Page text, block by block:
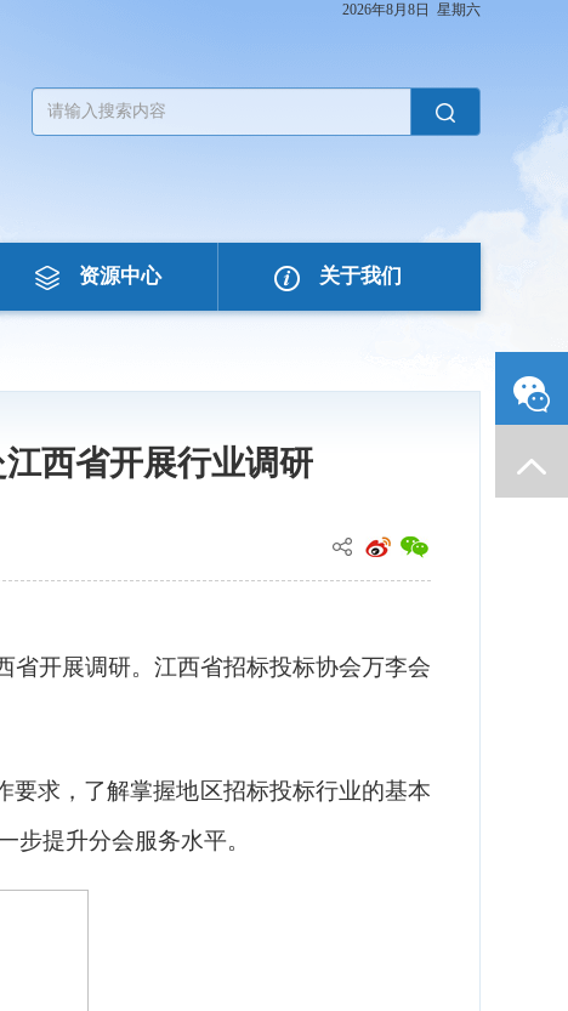
2026年8月8日 星期六
资源中心 关于我们
西省开展行业调研